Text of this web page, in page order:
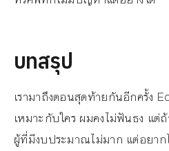
บทสรุป
เรามาถึงตอนสุดท้ายกันอีกครั้ง
เหมาะกับใคร ผมคงไม่ฟันธง แ
ผู้ที่มีงบประมาณไม่มาก แต่อยา